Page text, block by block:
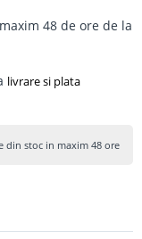
48 de ore de la
livrare si plata
din stoc in maxim 48 ore